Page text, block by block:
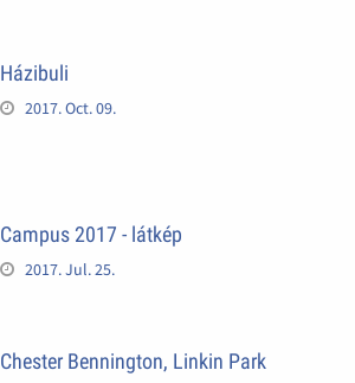
Házibuli
2017. Oct. 09.
Campus 2017 - látkép
2017. Jul. 25.
Chester Bennington, Linkin Park